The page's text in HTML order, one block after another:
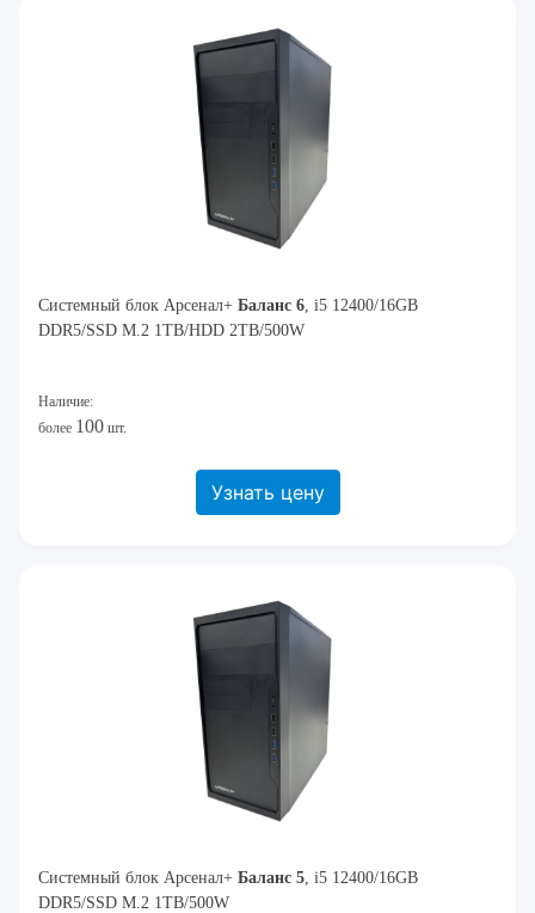
Системный блок Арсенал+ Баланс 6 , i5 12400/16GB
DDR5/SSD M.2 1TB/HDD 2TB/500W
Наличие:
более 100 шт.
Узнать цену
Системный блок Арсенал+ Баланс 5 , i5 12400/16GB
DDR5/SSD M.2 1TB/500W